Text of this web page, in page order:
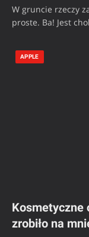
W gruncie rzeczy
proste. Ba! Jest
APPLE
Kosmetyczne
zrobiło na